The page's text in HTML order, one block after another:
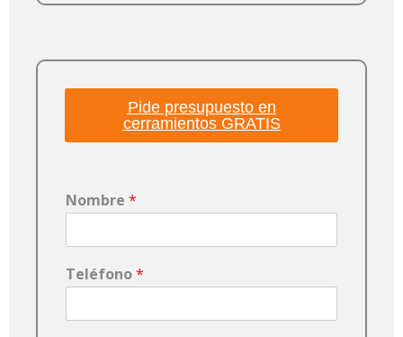
Pide presupuesto en
cerramientos GRATIS
Nombre *
Teléfono*